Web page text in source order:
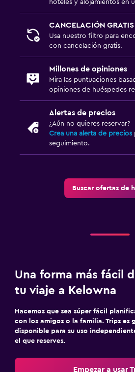
hoteles y alojamientos en
CANCELACIÓN GRATIS
Usa nuestro filtro para
con cancelación gratis.
Millones de opiniones
Mira las puntuaciones
opiniones de huéspedes
Alertas de precios
¿Aún no quieres reservar?
Crea una alerta de precios
seguimiento.
Buscar ofertas de
Una forma más fácil
tu viaje a Kelowna
Hacemos que sea súper fácil
con los amigos o la familia. Trips es
disponible para su uso
el que reserves.
Empezar a usar